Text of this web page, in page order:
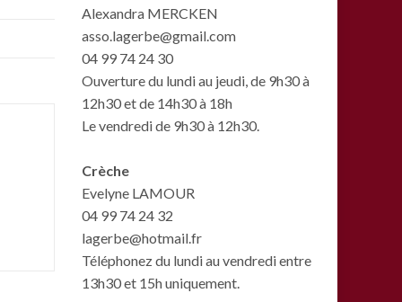
Alexandra MERCKEN
asso.lagerbe@gmail.com
04 99 74 24 30
Ouverture du lundi au jeudi, de 9h30 à
12h30 et de 14h30 à 18h
Le vendredi de 9h30 à 12h30.
Crèche
Evelyne LAMOUR
04 99 74 24 32
lagerbe@hotmail.fr
Téléphonez du lundi au vendredi entre
13h30 et 15h uniquement.